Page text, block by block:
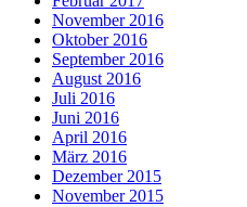
November 2016
Oktober 2016
September 2016
August 2016
Juli 2016
Juni 2016
April 2016
März 2016
Dezember 2015
November 2015